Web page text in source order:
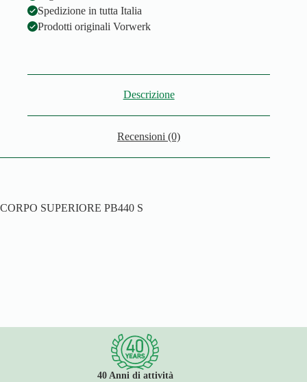
Spedizione in tutta Italia
Prodotti originali Vorwerk
Descrizione
Recensioni (0)
CORPO SUPERIORE PB440 S
40 Anni di attività